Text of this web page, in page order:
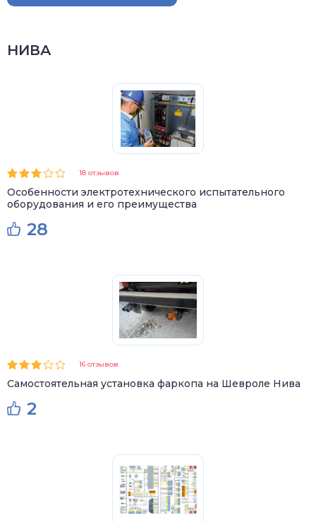
НИВА
18 отзывов
Особенности электротехнического испытательного
оборудования и его преимущества
28
16 отзывов
Самостоятельная установка фаркопа на Шевроле Нива
2